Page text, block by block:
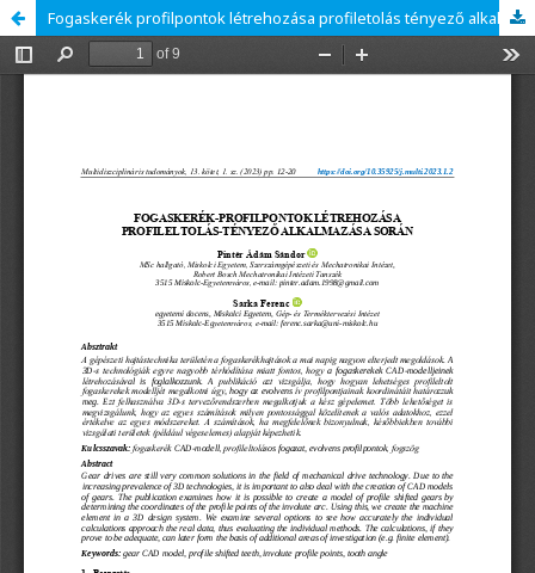
Fogaskerék profilpontok létrehozása profiletolás tényező alkalmazása során